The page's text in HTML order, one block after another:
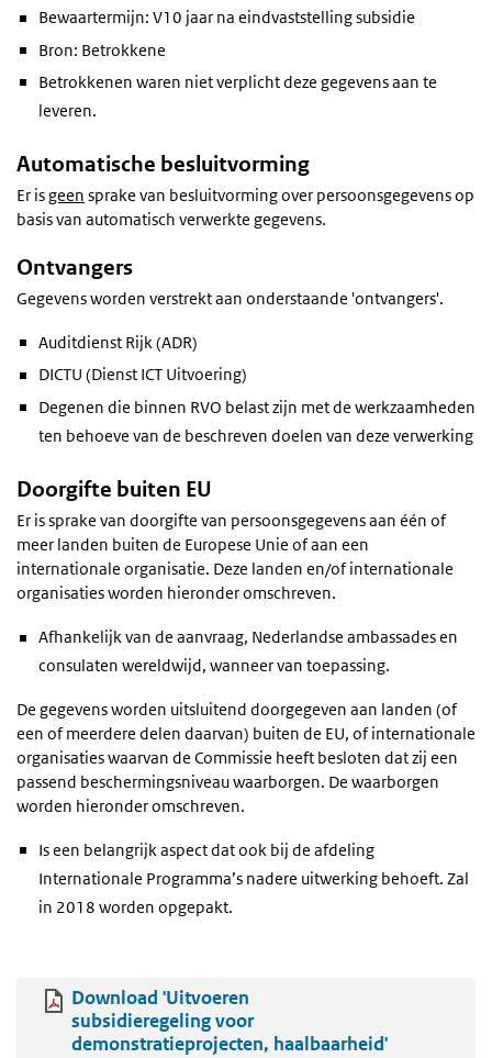
Bewaartermijn: V10 jaar na eindvaststelling subsidie
Bron: Betrokkene
Betrokkenen waren niet verplicht deze gegevens aan te
leveren.
Automatische besluitvorming
Er isgeen sprake van besluitvorming over persoonsgegevens op
basis van automatisch verwerkte gegevens.
Ontvangers
Gegevens worden verstrekt aan onderstaande 'ontvangers'.
Auditdienst Rijk (ADR)
DICTU (Dienst ICT Uitvoering)
Degenen die binnen RVO belast zijn met de werkzaamheden
ten behoeve van de beschreven doelen van deze verwerking
Doorgifte buiten EU
Er is sprake van doorgifte van persoonsgegevens aan één of
meer landen buiten de Europese Unie of aan een
internationale organisatie. Deze landen en/of internationale
organisaties worden hieronder omschreven.
Afhankelijk van de aanvraag, Nederlandse ambassades en
consulaten wereldwijd, wanneer van toepassing.
De gegevens worden uitsluitend doorgegeven aan landen (of
een of meerdere delen daarvan) buiten de EU, of internationale
organisaties waarvan de Commissie heeft besloten dat zij een
passend beschermingsniveau waarborgen. De waarborgen
worden hieronder omschreven.
Is een belangrijk aspect dat ook bij de afdeling
Internationale Programma’s nadere uitwerking behoeft. Zal
in 2018 worden opgepakt.
Download 'Uitvoeren
subsidieregeling voor
demonstratieprojecten, haalbaarheid'